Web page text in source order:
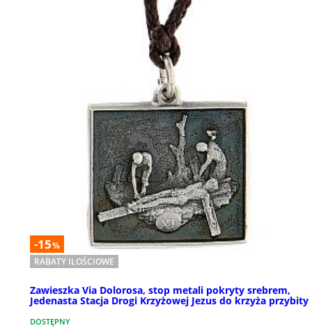
-15%
RABATY ILOŚCIOWE
Zawieszka Via Dolorosa, stop metali pokryty srebrem,
Jedenasta Stacja Drogi Krzyżowej Jezus do krzyża przybity
DOSTĘPNY